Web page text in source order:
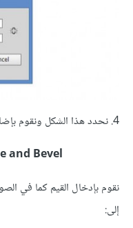
4. نحدد هذا الشكل ونقوم بإضافة تأثير ثلاثي الأبعاد:
and Bevel
نقوم بإدخال القيم كما في
إلى: